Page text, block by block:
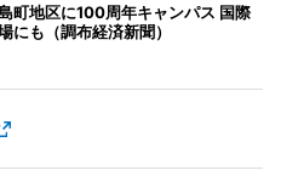
町地区に100周年キャンパス 国際
にも（調布経済新聞）